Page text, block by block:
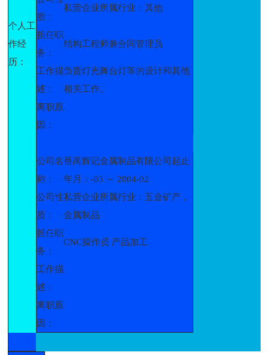
个人工
作经
历：
质：
私营企业所属行业：其他
担任职
务：
结构工程师兼合同管理员
工作描
述：
负责灯光舞台灯等的设计和其他
相关工作。
离职原
因：
公司名
称：
番禺辉记金属制品有限公司起止
年月：-03 ～ 2004-02
公司性
质：
私营企业所属行业：五金矿产，
金属制品
担任职
务：
CNC操作员 产品加工
工作描
述：
离职原
因：